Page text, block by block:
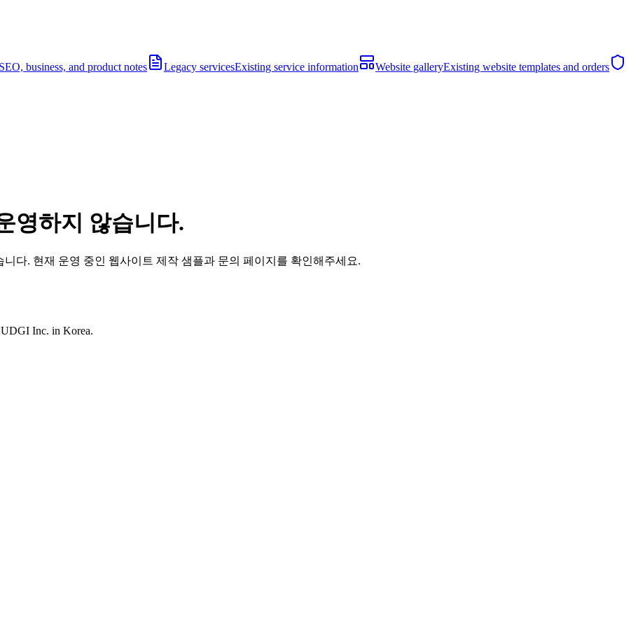
SEO, business, and product notes Legacy servicesExisting service information Website galleryExisting website templates and orders
영하지 않습니다.
다. 현재 운영 중인 웹사이트 제작 샘플과 문의 페이지를 확인해주세요.
Inc. in Korea.